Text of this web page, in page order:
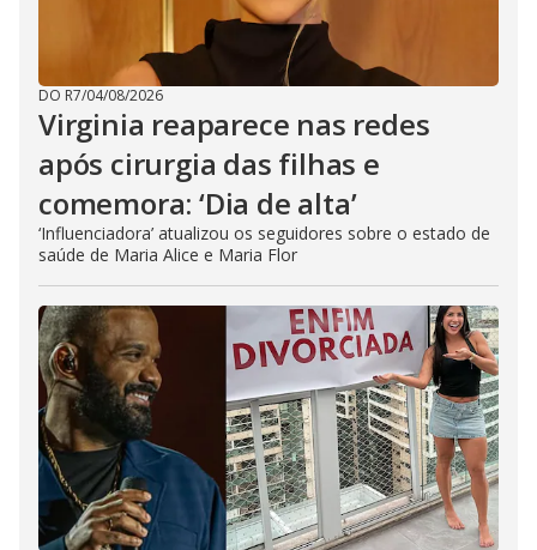
DO R7/04/08/2026
Virginia reaparece nas redes
após cirurgia das filhas e
comemora: ‘Dia de alta’
‘Influenciadora’ atualizou os seguidores sobre o estado de
saúde de Maria Alice e Maria Flor